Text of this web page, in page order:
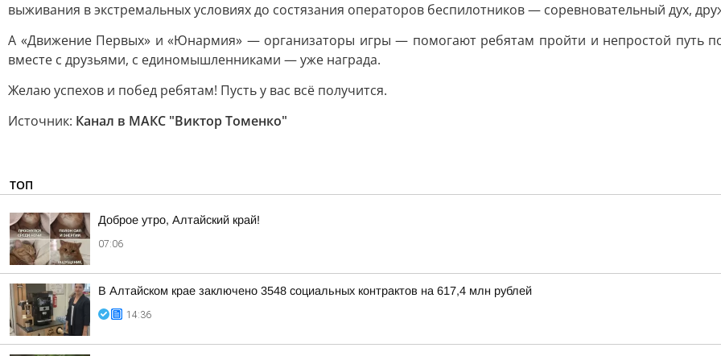
выживания в экстремальных условиях до состязания операторов беспилотников — соревновательный дух,
А «Движение Первых» и «Юнармия» — организаторы игры — помогают ребятам пройти и непростой путь
вместе с друзьями, с единомышленниками — уже награда.
Желаю успехов и побед ребятам! Пусть у вас всё получится.
Источник: Канал в МАКС "Виктор Томенко"
ТОП
Доброе утро, Алтайский край!
07:06
В Алтайском крае заключено 3548 социальных контрактов на 617,4 млн рублей
14:36